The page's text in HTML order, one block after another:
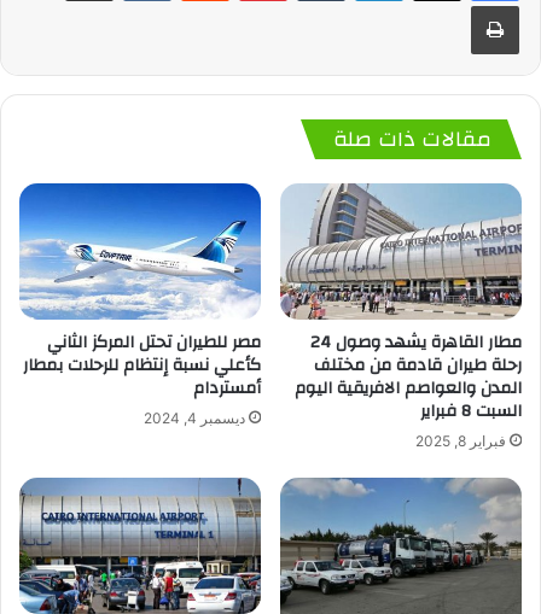
مقالات ذات صلة
مطار القاهرة يشهد وصول 24
رحلة طيران قادمة من مختلف
المدن والعواصم الافريقية اليوم
السبت 8 فبراير
فبراير 8, 2025
مصر للطيران تحتل المركز الثاني
كأعلي نسبة إنتظام للرحلات بمطار
أمستردام
ديسمبر 4, 2024